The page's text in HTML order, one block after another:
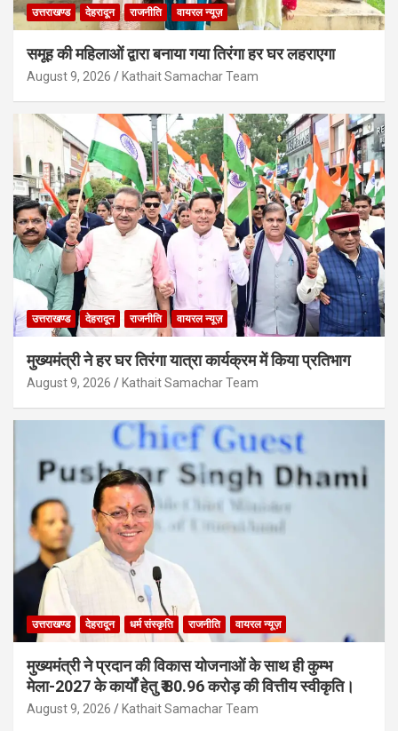
उत्तराखण्ड देहरादून राजनीति वायरल न्यूज़
समूह की महिलाओं द्वारा बनाया गया तिरंगा हर घर लहराएगा
August 9, 2026 Kathait Samachar Team
उत्तराखण्ड देहरादून राजनीति वायरल न्यूज़
मुख्यमंत्री ने हर घर तिरंगा यात्रा कार्यक्रम में किया प्रतिभाग
August 9, 2026 Kathait Samachar Team
उत्तराखण्ड देहरादून धर्म संस्कृति राजनीति वायरल न्यूज़
मुख्यमंत्री ने प्रदान की विकास योजनाओं के साथ ही कुम्भ
मेला-2027 के कार्यों हेतु ₹ 80.96 करोड़ की वित्तीय स्वीकृति।
August 9, 2026 Kathait Samachar Team